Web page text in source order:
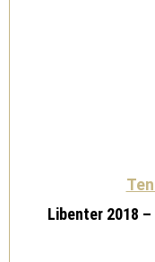
Libenter 2018 –